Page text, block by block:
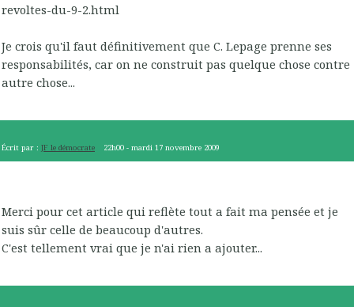
revoltes-du-9-2.html
Je crois qu'il faut définitivement que C. Lepage prenne ses
responsabilités, car on ne construit pas quelque chose contre
autre chose...
Écrit par : JF le démocrate 22h00 -mardi 17 novembre 2009
Merci pour cet article qui reflète tout a fait ma pensée et je
suis sûr celle de beaucoup d'autres.
C'est tellement vrai que je n'ai rien a ajouter...